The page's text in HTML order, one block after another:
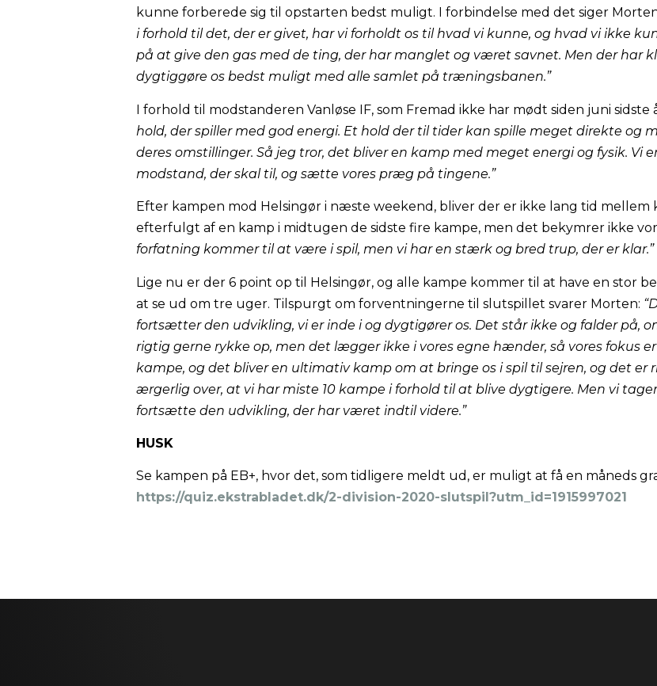
kunne forberede sig til opstarten bedst muligt. I forbindelse med det siger
i forhold til det, der er givet, har vi forholdt os til hvad vi kunne, og hvad vi ikke
på at give den gas med de ting, der har manglet og været savnet. Men der har
dygtiggøre os bedst muligt med alle samlet på træningsbanen.”
I forhold til modstanderen Vanløse IF, som Fremad ikke har mødt siden juni sidste
hold, der spiller med god energi. Et hold der til tider kan spille meget direkte og
deres omstillinger. Så jeg tror, det bliver en kamp med meget energi og fysik. Vi
modstand, der skal til, og sætte vores præg på tingene.”
Efter kampen mod Helsingør i næste weekend, bliver der er ikke lang tid
efterfulgt af en kamp i midtugen de sidste fire kampe, men det bekymrer ikke
forfatning kommer til at være i spil, men vi har en stærk og bred trup, der er klar.”
Lige nu er der 6 point op til Helsingør, og alle kampe kommer til at have en stor
at se ud om tre uger. Tilspurgt om forventningerne til slutspillet svarer Morten:
fortsætter den udvikling, vi er inde i og dygtigører os. Det står ikke og falder på,
rigtig gerne rykke op, men det lægger ikke i vores egne hænder, så vores fokus
kampe, og det bliver en ultimativ kamp om at bringe os i spil til sejren, og det er
ærgerlig over, at vi har miste 10 kampe i forhold til at blive dygtigere. Men vi
fortsætte den udvikling, der har været indtil videre.”
HUSK
Se kampen på EB+, hvor det, som tidligere meldt ud, er muligt at få en måneds
https://quiz.ekstrabladet.dk/2-division-2020-slutspil?utm_id=1915997021